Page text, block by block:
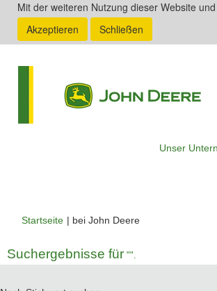
Mit der weiteren Nutzung dieser Website
Akzeptieren
Schließen
Unser
Startseite | bei John Deere(aktuelle
Suchergebnisse für "".